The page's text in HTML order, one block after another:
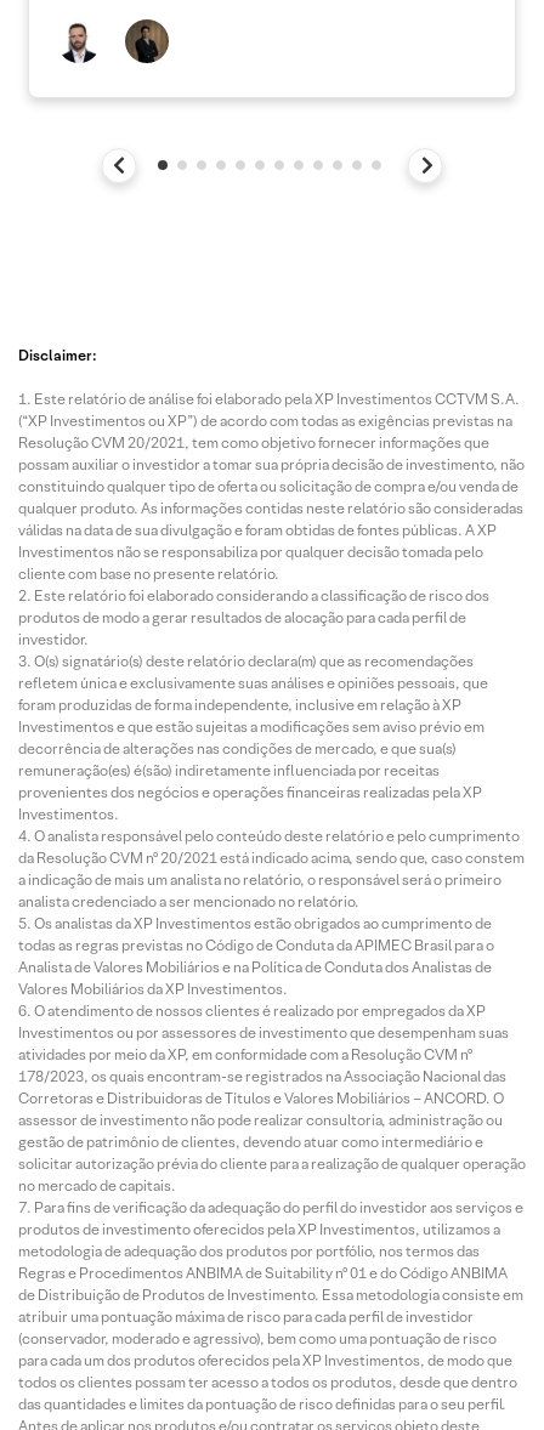
Disclaimer:
Este relatório de análise foi elaborado pela XP Investimentos CCTVM S.A.
(“XP Investimentos ou XP”) de acordo com todas as exigências previstas na
Resolução CVM 20/2021, tem como objetivo fornecer informações que
possam auxiliar o investidor a tomar sua própria decisão de investimento, não
constituindo qualquer tipo de oferta ou solicitação de compra e/ou venda de
qualquer produto. As informações contidas neste relatório são consideradas
válidas na data de sua divulgação e foram obtidas de fontes públicas. A XP
Investimentos não se responsabiliza por qualquer decisão tomada pelo
cliente com base no presente relatório.
Este relatório foi elaborado considerando a classificação de risco dos
produtos de modo a gerar resultados de alocação para cada perfil de
investidor.
O(s) signatário(s) deste relatório declara(m) que as recomendações
refletem única e exclusivamente suas análises e opiniões pessoais, que
foram produzidas de forma independente, inclusive em relação à XP
Investimentos e que estão sujeitas a modificações sem aviso prévio em
decorrência de alterações nas condições de mercado, e que sua(s)
remuneração(es) é(são) indiretamente influenciada por receitas
provenientes dos negócios e operações financeiras realizadas pela XP
Investimentos.
O analista responsável pelo conteúdo deste relatório e pelo cumprimento
da Resolução CVM nº 20/2021 está indicado acima, sendo que, caso constem
a indicação de mais um analista no relatório, o responsável será o primeiro
analista credenciado a ser mencionado no relatório.
Os analistas da XP Investimentos estão obrigados ao cumprimento de
todas as regras previstas no Código de Conduta da APIMEC Brasil para o
Analista de Valores Mobiliários e na Política de Conduta dos Analistas de
Valores Mobiliários da XP Investimentos.
O atendimento de nossos clientes é realizado por empregados da XP
Investimentos ou por assessores de investimento que desempenham suas
atividades por meio da XP, em conformidade com a Resolução CVM nº
178/2023, os quais encontram-se registrados na Associação Nacional das
Corretoras e Distribuidoras de Títulos e Valores Mobiliários – ANCORD. O
assessor de investimento não pode realizar consultoria, administração ou
gestão de patrimônio de clientes, devendo atuar como intermediário e
solicitar autorização prévia do cliente para a realização de qualquer operação
no mercado de capitais.
Para fins de verificação da adequação do perfil do investidor aos serviços e
produtos de investimento oferecidos pela XP Investimentos, utilizamos a
metodologia de adequação dos produtos por portfólio, nos termos das
Regras e Procedimentos ANBIMA de Suitability nº 01 e do Código ANBIMA
de Distribuição de Produtos de Investimento. Essa metodologia consiste em
atribuir uma pontuação máxima de risco para cada perfil de investidor
(conservador, moderado e agressivo), bem como uma pontuação de risco
para cada um dos produtos oferecidos pela XP Investimentos, de modo que
todos os clientes possam ter acesso a todos os produtos, desde que dentro
das quantidades e limites da pontuação de risco definidas para o seu perfil.
Antes de aplicar nos produtos e/ou contratar os serviços objeto deste